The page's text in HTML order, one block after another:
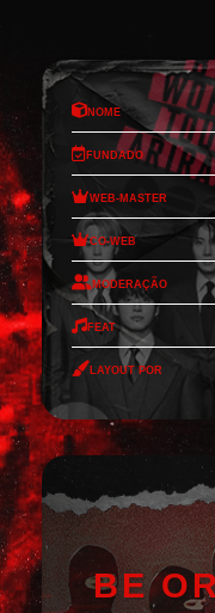
Nome
Fundado
Web-Master
Co-Web
Moderação
Feat
Layout por
BE